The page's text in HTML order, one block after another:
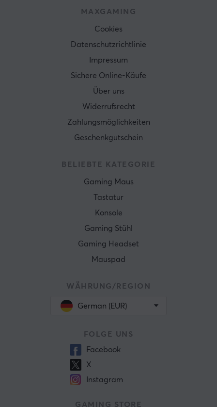
MAXGAMING
Cookies
Datenschutzrichtlinie
Impressum
Sichere Online-Käufe
Über uns
Widerrufsrecht
Zahlungsmöglichkeiten
Geschenkgutschein
BELIEBTE KATEGORIE
Gaming Maus
Tastatur
Konsole
Gaming Stühl
Gaming Headset
Mauspad
WÄHRUNG/REGION
German (EUR)
FOLGE UNS
Facebook
X
Instagram
GAMING STORE